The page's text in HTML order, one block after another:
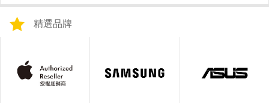
精選品牌